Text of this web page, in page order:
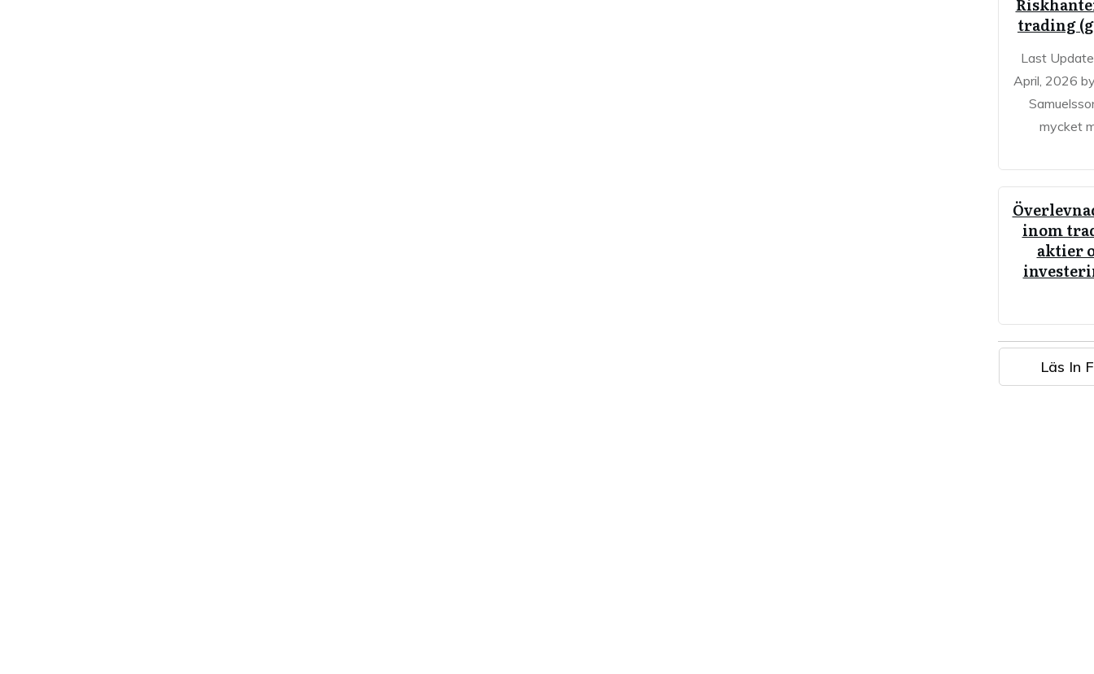
trading
Last
April, 2026
mycket
inom
aktier
Läs In